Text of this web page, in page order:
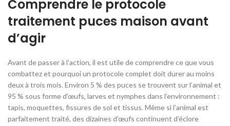
Comprendre le protocole
traitement puces maison avant
d’agir
Avant de passer à l’action, il est utile de comprendre ce que vous
combattez et pourquoi un protocole complet doit durer au moins
deux à trois mois. Environ 5 % des puces se trouvent sur l’animal et
95 % sous forme d’œufs, larves et nymphes dans l’environnement :
tapis, moquettes, fissures de sol et tissus. Même si l’animal est
parfaitement traité, des dizaines d’œufs continuent d’éclore